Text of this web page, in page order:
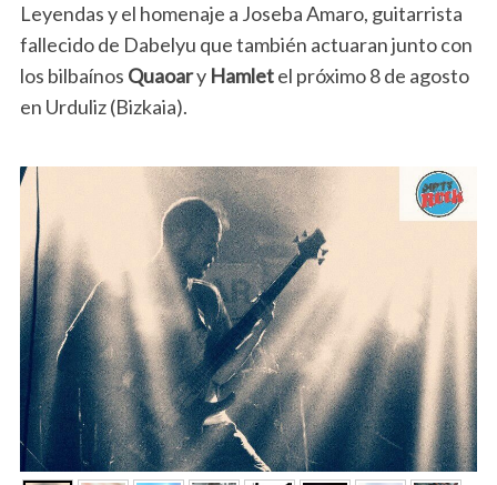
Leyendas y el homenaje a Joseba Amaro, guitarrista
fallecido de Dabelyu que también actuaran junto con
los bilbaínos QuaoaryHamletel próximo 8 de agosto
en Urduliz (Bizkaia).